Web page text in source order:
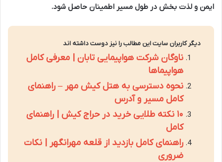
ایمن و لذت بخش در طول مسیر اطمینان حاصل شود.
دیگر کاربران سایت این مطالب را نیز دوست داشته اند
ناوگان شرکت هواپیمایی تابان | معرفی کامل
هواپیماها
نحوه دسترسی به هتل کیش مهر – راهنمای
کامل مسیر و آدرس
۱۰ نکته طلایی خرید در حراج کیش | راهنمای
کامل
راهنمای کامل بازدید از قلعه مهرانگهر | نکات
ضروری